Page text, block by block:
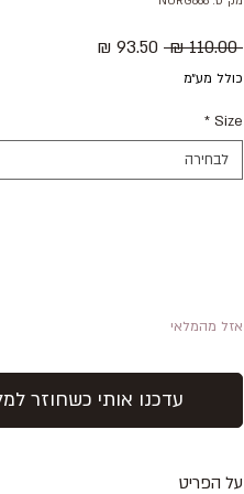
‏110.00 ‏₪
מחיר
כולל מע״מ
Size
*
לבחירה
אזל מהמלאי
עדכנו אותי כשחוזר
על הפריט